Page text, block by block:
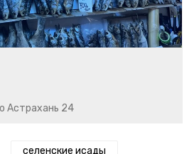
Астрахань 24
селенские исады